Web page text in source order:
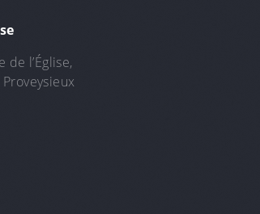
de l’Église,